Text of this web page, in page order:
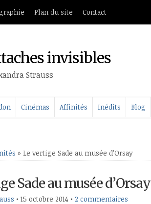
Plan du site Contact
invisibles
Strauss
Cinémas Affinités Inédits Blog
» Le vertige Sade au musée d’Orsay
Sade au musée d’Orsay
• 15 octobre 2014 • 2 commentaires